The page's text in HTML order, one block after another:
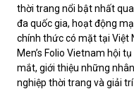
thời trang nổi bật nhất
đa quốc gia, hoạt động
chính thức có mặt tại Việt
Men’s Folio Vietnam hội
mắt, giới thiệu những
nghiệp thời trang và giải